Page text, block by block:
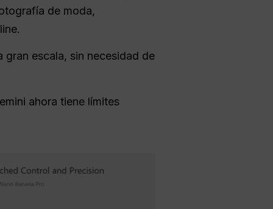
de moda,
gran escala, sin necesidad de
ahora tiene límites